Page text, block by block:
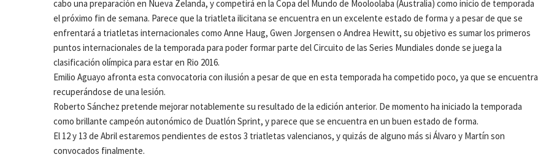
cabo una preparación en Nueva Zelanda, y competirá en la Copa del Mundo de Mooloolaba (Australia) como inicio de temporada
el próximo fin de semana. Parece que la triatleta ilicitana se encuentra en un excelente estado de forma y a pesar de que se
enfrentará a triatletas internacionales como Anne Haug, Gwen Jorgensen o Andrea Hewitt, su objetivo es sumar los primeros
puntos internacionales de la temporada para poder formar parte del Circuito de las Series Mundiales donde se juega la
clasificación olímpica para estar en Rio 2016.
Emilio Aguayo afronta esta convocatoria con ilusión a pesar de que en esta temporada ha competido poco, ya que se encuentra
recuperándose de una lesión.
Roberto Sánchez pretende mejorar notablemente su resultado de la edición anterior. De momento ha iniciado la temporada
como brillante campeón autonómico de Duatlón Sprint, y parece que se encuentra en un buen estado de forma.
El 12 y 13 de Abril estaremos pendientes de estos 3 triatletas valencianos, y quizás de alguno más si Álvaro y Martín son
convocados finalmente.